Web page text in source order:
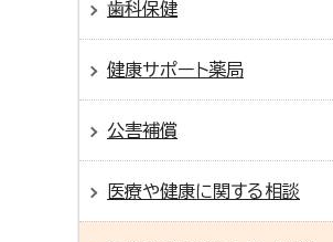
歯科保健
健康サポート薬局
公害補償
医療や健康に関する相談